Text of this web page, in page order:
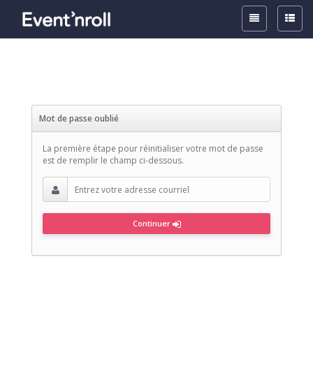
Toggle
Side
Toggle
Top
Navigation
Mot de passe oublié
La première étape pour réinitialiser votre mot de passe
est de remplir le champ ci-dessous.
Continuer